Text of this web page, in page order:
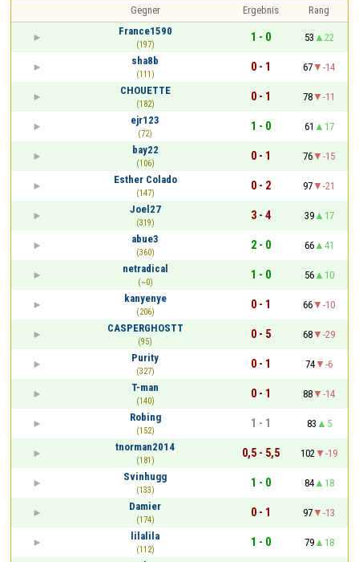
Gegner Ergebnis
Rang
France1590
(197)
1 - 0 53
22
sha8b
(111)
0 - 1 67
-14
CHOUETTE
(182)
0 - 1 78
-11
ejr123
(72)
1 - 0 61
17
bay22
(106)
0 - 1 76
-15
Esther Colado
(147)
0 - 2 97
-21
Joel27
(319)
3 - 4 39
17
abue3
(360)
2 - 0 66
41
netradical
(~0)
1 - 0 56
10
kanyenye
(206)
0 - 1 66
-10
CASPERGHOSTT
(95)
0 - 5 68
-29
Purity
(327)
0 - 1 74
-6
T-man
(140)
0 - 1 88
-14
Robing
(152)
1 - 1 83
5
tnorman2014
(181)
0,5 - 5,5 102
-19
Svinhugg
(133)
1 - 0 84
18
Damier
(174)
0 - 1 97
-13
lilalila
(112)
1 - 0 79
18